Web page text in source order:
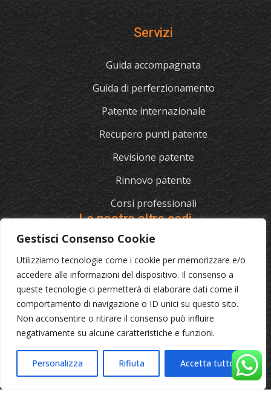
Gestisci Consenso Cookie
Utilizziamo tecnologie come i cookie per memorizzare e/o
accedere alle informazioni del dispositivo. Il consenso a
queste tecnologie ci permetterà di elaborare dati come il
comportamento di navigazione o ID unici su questo sito.
Non acconsentire o ritirare il consenso può influire
negativamente su alcune caratteristiche e funzioni.
Personalizza Rifiuta Accetta tutto
Servizi
Guida accompagnata
Guida di perferzionamento
Patente internazionale
Recupero punti patente
Revisione patente
Rinnovo patente
Corsi professionali
Le nostre altre sedi
L'AUTOSCUOLA
070/721841
Via Cagliari 129, 09012 Capoterra (Ca)
© 2023 L'Autoscuola • Partita IVA: 04046040921 •Privacy
Cookie Policy